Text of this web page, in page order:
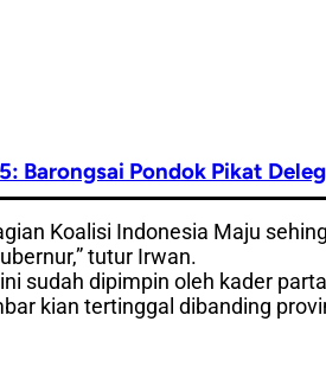
Barongsai Pondok Pikat
Koalisi Indonesia Maju
tutur Irwan.
sudah dipimpin oleh kader
kian tertinggal dibanding